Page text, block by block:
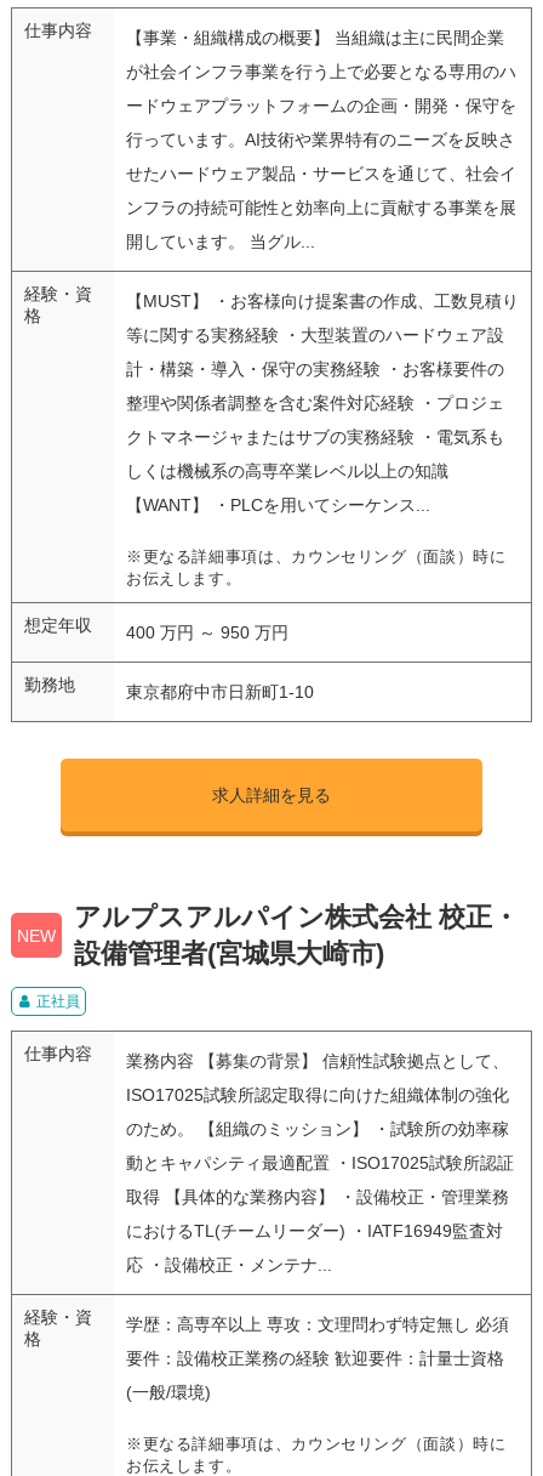
仕事内容
【事業・組織構成の概要】 当組織は主に民間企業
が社会インフラ事業を行う上で必要となる専用のハ
ードウェアプラットフォームの企画・開発・保守を
行っています。AI技術や業界特有のニーズを反映さ
せたハードウェア製品・サービスを通じて、社会イ
ンフラの持続可能性と効率向上に貢献する事業を展
開しています。 当グル...
経験・資
格
【MUST】 ・お客様向け提案書の作成、工数見積り
等に関する実務経験 ・大型装置のハードウェア設
計・構築・導入・保守の実務経験 ・お客様要件の
整理や関係者調整を含む案件対応経験 ・プロジェ
クトマネージャまたはサブの実務経験 ・電気系も
しくは機械系の高専卒業レベル以上の知識
【WANT】 ・PLCを用いてシーケンス...
※更なる詳細事項は、カウンセリング（面談）時に
お伝えします。
想定年収 400 万円 ～ 950 万円
勤務地 東京都府中市日新町1-10
求人詳細を見る
NEW
アルプスアルパイン株式会社 校正・
設備管理者(宮城県大崎市)
正社員
仕事内容
業務内容 【募集の背景】 信頼性試験拠点として、
ISO17025試験所認定取得に向けた組織体制の強化
のため。 【組織のミッション】 ・試験所の効率稼
動とキャパシティ最適配置 ・ISO17025試験所認証
取得 【具体的な業務内容】 ・設備校正・管理業務
におけるTL(チームリーダー) ・IATF16949監査対
応 ・設備校正・メンテナ...
経験・資
格
学歴：高専卒以上 専攻：文理問わず特定無し 必須
要件：設備校正業務の経験 歓迎要件：計量士資格
(一般/環境)
※更なる詳細事項は、カウンセリング（面談）時に
お伝えします。